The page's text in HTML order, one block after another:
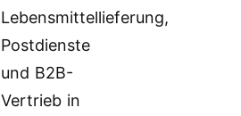
Lebensmittellieferung,
Postdienste
und B2B-
Vertrieb in